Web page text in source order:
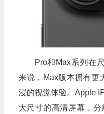
Pro和Max系列在
来说，Max版本拥有更
浸的视觉体验。Apple
大尺寸的高清屏幕，